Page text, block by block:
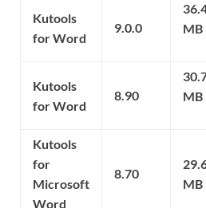
Kutools
for Word
9.0.0
MB
Kutools
for Word
8.90
MB
Kutools
for
Microsoft
Word
8.70
MB